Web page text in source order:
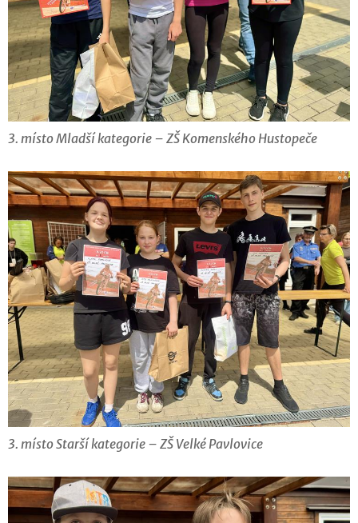
3. místo Mladší kategorie – ZŠ Komenského Hustopeče
3. místo Starší kategorie – ZŠ Velké Pavlovice